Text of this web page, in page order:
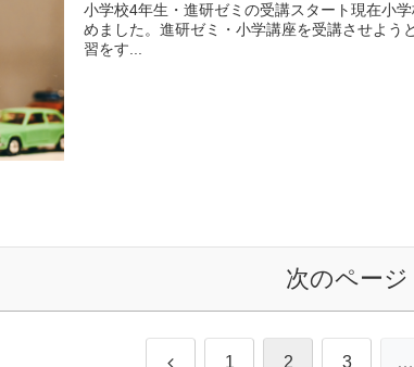
小学校4年生・進研ゼミの受講スタート現在小
めました。進研ゼミ・小学講座を受講させよう
習をす...
次のページ
前 1 2 3 …